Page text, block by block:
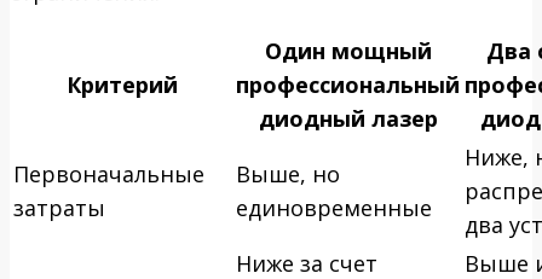
Критерий
Один мощный
профессиональный
диодный лазер
Два
Первоначальные
затраты
Выше, но
единовременные
Ниже,
два
Ниже за счет
Выше